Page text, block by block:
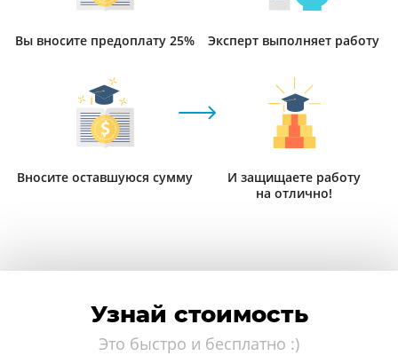
Вы вносите предоплату 25% Эксперт выполняет работу
Вносите оставшуюся сумму
И защищаете работу
на отлично!
Узнай стоимость
Это быстро и бесплатно :)